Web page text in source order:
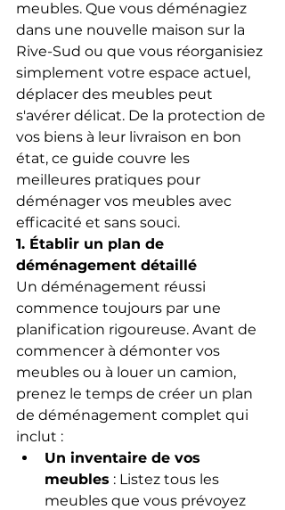
meubles. Que vous déménagiez
dans une nouvelle maison sur la
Rive-Sud ou que vous réorganisiez
simplement votre espace actuel,
déplacer des meubles peut
s'avérer délicat. De la protection de
vos biens à leur livraison en bon
état, ce guide couvre les
meilleures pratiques pour
déménager vos meubles avec
efficacité et sans souci.
1. Établir un plan de
déménagement détaillé
Un déménagement réussi
commence toujours par une
planification rigoureuse. Avant de
commencer à démonter vos
meubles ou à louer un camion,
prenez le temps de créer un plan
de déménagement complet qui
inclut :
Un inventaire de vos
meubles : Listez tous les
meubles que vous prévoyez